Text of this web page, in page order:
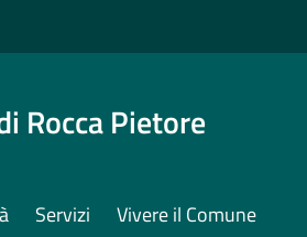
Rocca Pietore
Servizi Vivere il Comune